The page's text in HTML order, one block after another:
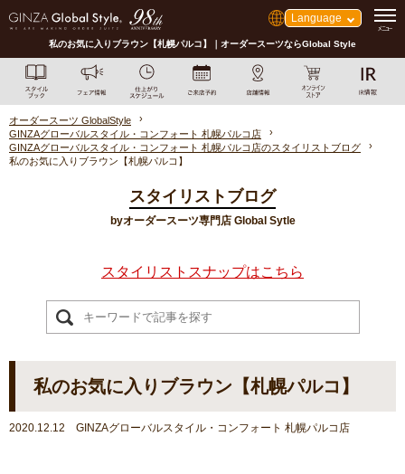
Language
私のお気に入りブラウン【札幌パルコ】｜オーダースーツならGlobal Style
オーダースーツ GlobalStyle
GINZAグローバルスタイル・コンフォート 札幌パルコ店
GINZAグローバルスタイル・コンフォート 札幌パルコ店のスタイリストブログ
私のお気に入りブラウン【札幌パルコ】
スタイリストブログ
byオーダースーツ専門店 Global Sytle
スタイリストスナップはこちら
私のお気に入りブラウン【札幌パルコ】
2020.12.12 GINZAグローバルスタイル・コンフォート 札幌パルコ店